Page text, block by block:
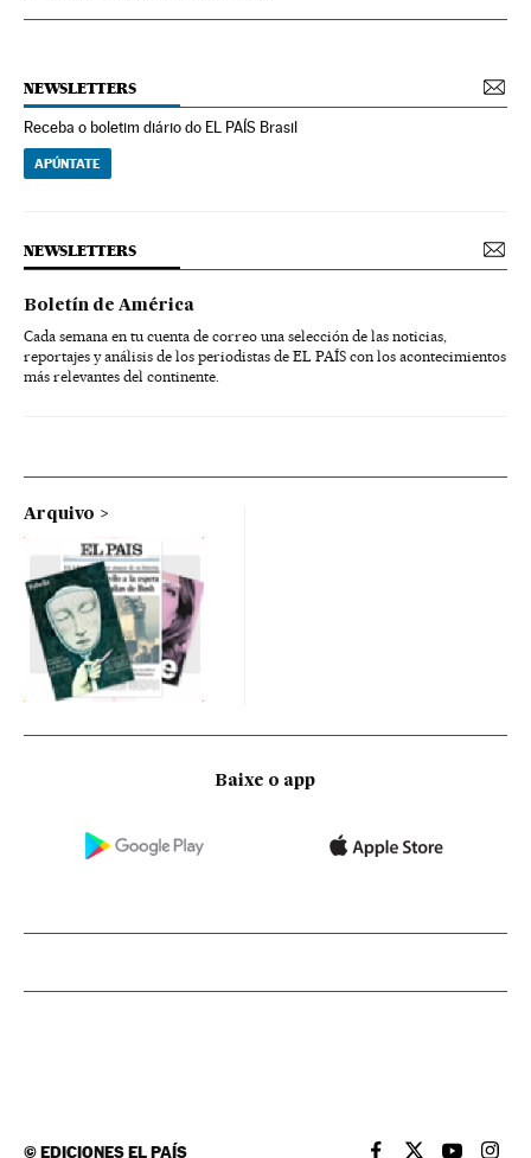
NEWSLETTERS
Receba o boletim diário do EL PAÍS Brasil
APÚNTATE
NEWSLETTERS
Boletín de América
Cada semana en tu cuenta de correo una selección de las noticias,
reportajes y análisis de los periodistas de EL PAÍS con los acontecimientos
más relevantes del continente.
Arquivo
Baixe o app
©EDICIONES EL PAÍS